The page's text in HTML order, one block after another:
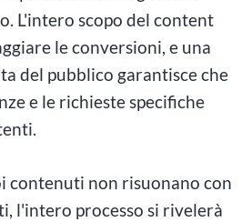
L'intero scopo del content
le conversioni, e una
del pubblico garantisce che
e le richieste specifiche
contenuti non risuonano con
l'intero processo si rivelerà